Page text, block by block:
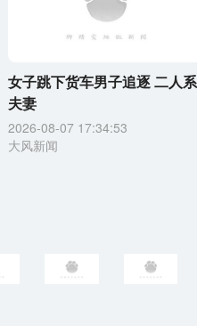
女子跳下货车男子追逐 二人系
夫妻
2026-08-07 17:34:53
大风新闻